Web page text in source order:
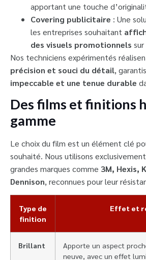
apportant une touche
Covering publicitaire : Une
les entreprises souhaitant
des visuels promotionnels
Nos techniciens expérimentés
précision et souci du détail,
impeccable et une tenue durable
Des films et finitions
gamme
Le choix du film est un élément clé
souhaité. Nous utilisons
grandes marques comme 3M, Hexis,
Dennison, reconnues pour leur
Type de
finition
Effet et
Brillant
Apporte un aspect
neuve, avec un effet